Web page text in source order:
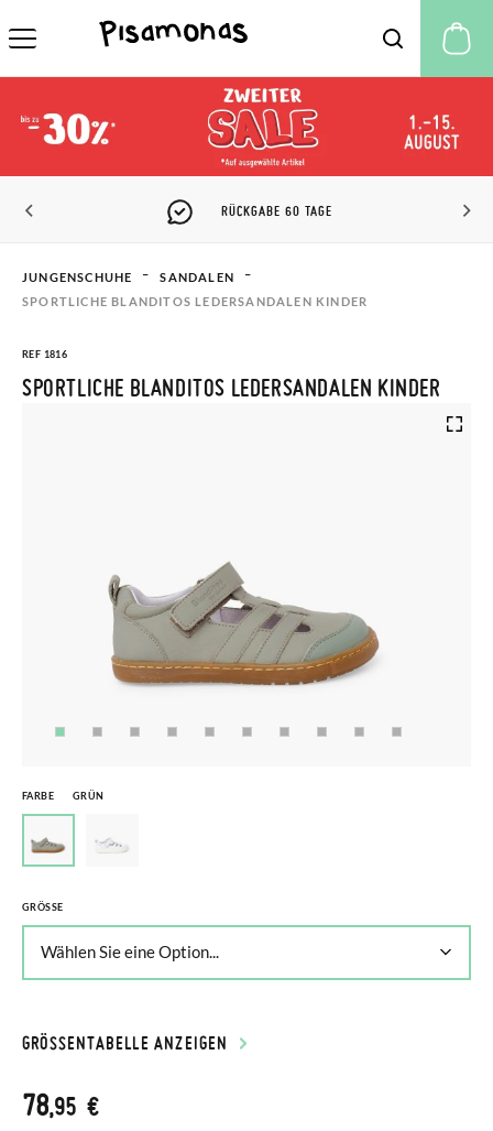
RÜCKGABE 60 TAGE
JUNGENSCHUHE
SANDALEN
SPORTLICHE BLANDITOS LEDERSANDALEN KINDER
REF 1816
SPORTLICHE BLANDITOS LEDERSANDALEN KINDER
FARBE GRÜN
GRÖSSE
GRÖSSENTABELLE ANZEIGEN
78,95 €